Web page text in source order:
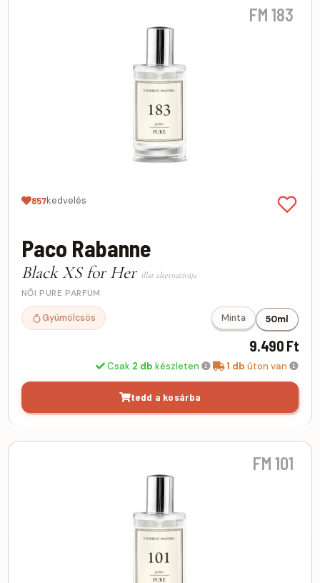
FM 183
857kedvelés
Paco Rabanne
Black XS for Her illat alternatívája
NŐI PURE PARFÜM
Gyümölcsös Minta 50ml
9.490 Ft
Csak 2 db készleten 1 db úton van
tedd a kosárba
FM 101